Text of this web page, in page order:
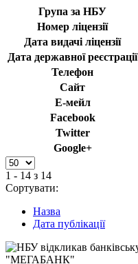
Група за НБУ
Номер ліцензії
Дата видачі ліцензії
Дата державної реєстрації
Телефон
Сайт
Е-мейл
Facebook
Twitter
Google+
1 - 14 з 14
Сортувати:
Назва
Дата публікації